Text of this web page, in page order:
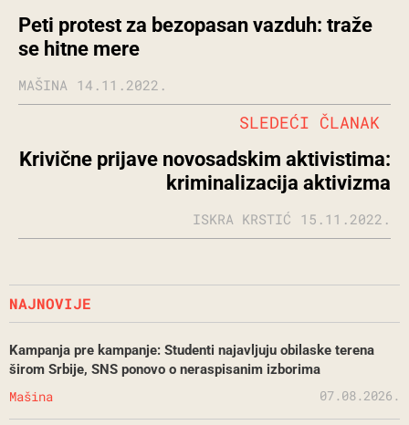
Peti protest za bezopasan vazduh: traže
se hitne mere
MAŠINA 14.11.2022.
Krivične prijave novosadskim aktivistima:
kriminalizacija aktivizma
SLEDEĆI ČLANAK
ISKRA KRSTIĆ 15.11.2022.
NAJNOVIJE
Kampanja pre kampanje: Studenti najavljuju obilaske terena
širom Srbije, SNS ponovo o neraspisanim izborima
Mašina 07.08.2026.